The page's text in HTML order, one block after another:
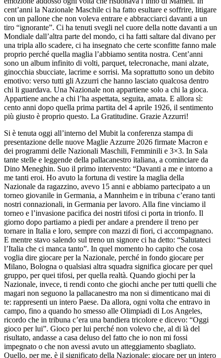
cent’anni la Nazionale Maschile ci ha fatto esultare e soffrire, litigare
con un pallone che non voleva entrare e abbracciarci davanti a un
tiro “ignorante”. Ci ha tenuti svegli nel cuore della notte davanti a un
Mondiale dall’altra parte del mondo, ci ha fatti saltare dal divano per
una tripla allo scadere, ci ha insegnato che certe sconfitte fanno male
proprio perché quella maglia l’abbiamo sentita nostra. Cent’anni
sono un album infinito di volti, parquet, telecronache, mani alzate,
ginocchia sbucciate, lacrime e sorrisi. Ma soprattutto sono un debito
emotivo: verso tutti gli Azzurri che hanno lasciato qualcosa dentro
chi li guardava. Una Nazionale non appartiene solo a chi la gioca.
Appartiene anche a chi l’ha aspettata, seguita, amata. E allora sì:
cento anni dopo quella prima partita del 4 aprile 1926, il sentimento
più giusto è proprio questo. La Gratitudine. Grazie Azzurri!
Si è tenuta oggi all’interno del Mubit la conferenza stampa di
presentazione delle nuove Maglie Azzurre 2026 firmate Macron e
dei programmi delle Nazionali Maschili, Femminili e 3×3. In Sala
tante stelle e leggende della pallacanestro italiana, a cominciare da
Dino Meneghin. Suo il primo intervento: “Davanti a me e intorno a
me tanti eroi. Ho avuto la fortuna di vestire la maglia della
Nazionale da ragazzino, avevo 15 anni e abbiamo partecipato a un
torneo giovanile in Germania, a Mannheim e in tribuna c’erano tanti
nostri connazionali, in Germania per lavoro. Alla fine vinciamo il
torneo e l’invasione pacifica dei nostri tifosi ci porta in trionfo. Il
giorno dopo partiamo a piedi per andare a prendere il treno per
tornare in Italia e loro, sempre con mazzi di fiori, ci accompagnano.
E mentre stavo salendo sul treno un signore ci ha detto: “Salutateci
l’Italia che ci manca tanto”. In quel momento ho capito che cosa
voglia dire giocare per la Nazionale, perché in fondo giocare per
Milano, Bologna o qualsiasi altra squadra significa giocare per quel
gruppo, per quei tifosi, per quella realtà. Quando giochi per la
Nazionale, invece, ti rendi conto che giochi anche per tutti quelli che
magari non seguono la pallacanestro ma non si dimenticano mai di
te: rappresenti un intero Paese. Da allora, ogni volta che entravo in
campo, fino a quando ho smesso alle Olimpiadi di Los Angeles,
ricordo che in tribuna c’era una bandiera tricolore e dicevo: “Oggi
gioco per lui”. Gioco per lui perché non volevo che, al di là del
risultato, andasse a casa deluso del fatto che io non mi fossi
impegnato o che non avessi avuto un atteggiamento sbagliato.
Quello, per me, è il significato della Nazionale: giocare per un intero